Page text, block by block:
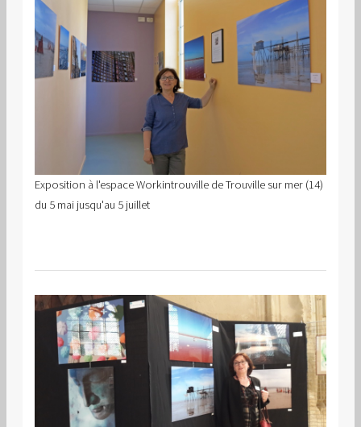
Exposition à l'espace Workintrouville de Trouville sur mer (14)
du 5 mai jusqu'au 5 juillet